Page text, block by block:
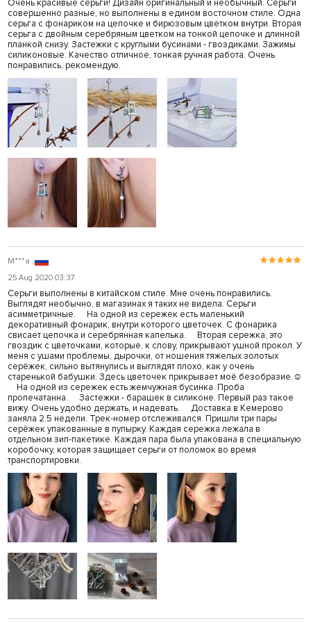
Очень красивые серьги! Дизайн оригинальный и необычный. Серьги
совершенно разные, но выполнены в едином восточном стиле. Одна
серьга с фонариком на цепочке и бирюзовым цветком внутри. Вторая
серьга с двойным серебряным цветком на тонкой цепочке и длинной
планкой снизу. Застежки с круглыми бусинами - гвоздиками. Зажимы
силиконовые. Качество отличное, тонкая ручная работа. Очень
понравились, рекомендую.
M***a
25 Aug 2020 03:37
Серьги выполнены в китайском стиле. Мне очень понравились.
Выглядят необычно, в магазинах я таких не видела. Серьги
асимметричные. ⠀ На одной из сережек есть маленький
декоративный фонарик, внутри которого цветочек. С фонарика
свисает цепочка и серебрянная капелька. ⠀ Вторая сережка, это
гвоздик с цветочками, которые, к слову, прикрывают ушной прокол. У
меня с ушами проблемы, дырочки, от ношения тяжелых золотых
серёжек, сильно вытянулись и выглядят плохо, как у очень
старенькой бабушки. Здесь цветочек прикрывает моё безобразие.☺️
⠀ На одной из сережек есть жемчужная бусинка. Проба
пропечатанна. ⠀ Застежки - барашек в силиконе. Первый раз такое
вижу. Очень удобно держать, и надевать. ⠀ Доставка в Кемерово
заняла 2.5 недели. Трек-номер отслеживался. Пришли три пары
серёжек упакованные в пупырку. Каждая сережка лежала в
отдельном зип-пакетике. Каждая пара была упакована в специальную
коробочку, которая защищает серьги от поломок во время
транспортировки.